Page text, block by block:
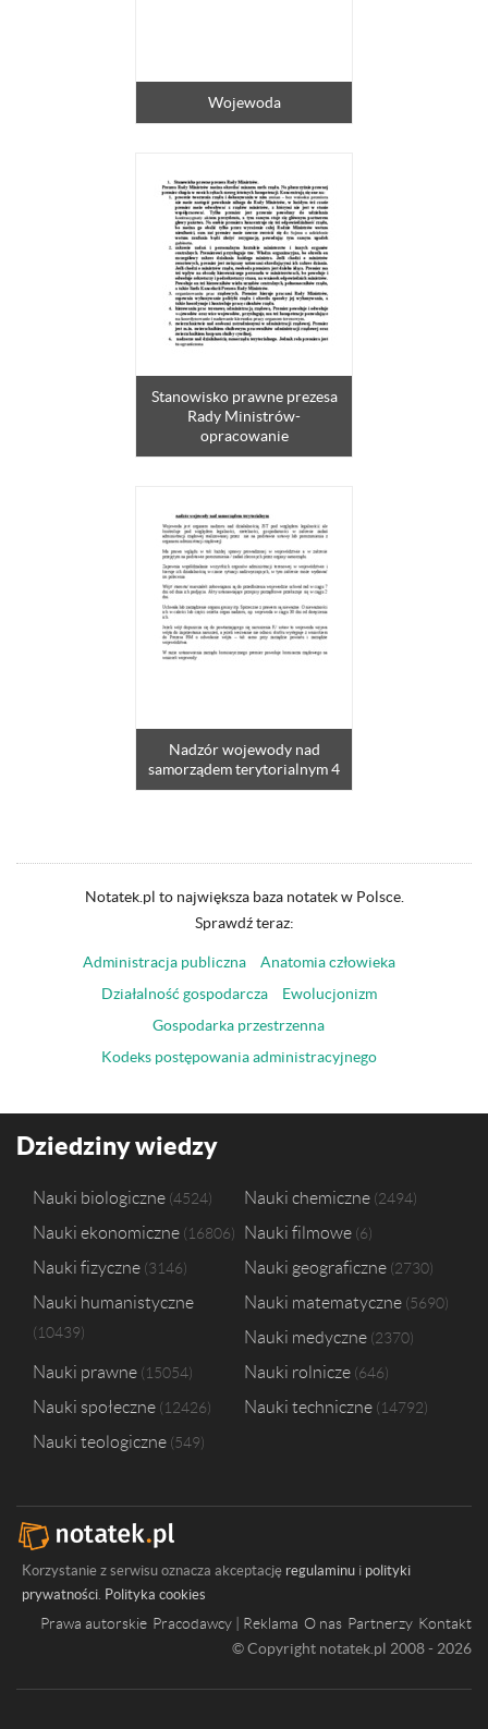
Wojewoda
Stanowisko prawne prezesa
Rady Ministrów-
opracowanie
Nadzór wojewody nad
samorządem terytorialnym 4
Notatek.pl to największa baza notatek w Polsce.
Sprawdź teraz:
Administracja publiczna
Anatomia człowieka
Działalność gospodarcza
Ewolucjonizm
Gospodarka przestrzenna
Kodeks postępowania administracyjnego
Dziedziny wiedzy
Nauki biologiczne 4524 Nauki chemiczne 2494
Nauki ekonomiczne 16806 Nauki filmowe 6
Nauki fizyczne 3146 Nauki geograficzne 2730
Nauki humanistyczne
10439
Nauki matematyczne 5690
Nauki medyczne 2370
Nauki prawne 15054 Nauki rolnicze 646
Nauki społeczne 12426 Nauki techniczne 14792
Nauki teologiczne 549
Korzystanie z serwisu oznacza akceptację regulaminu i polityki
prywatności. Polityka cookies
Prawa autorskie Pracodawcy | Reklama O nas Partnerzy Kontakt
© Copyright notatek.pl 2008 - 2026